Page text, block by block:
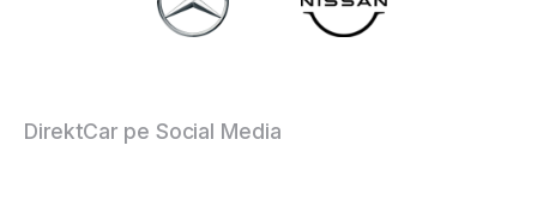
DirektCar pe Social Media